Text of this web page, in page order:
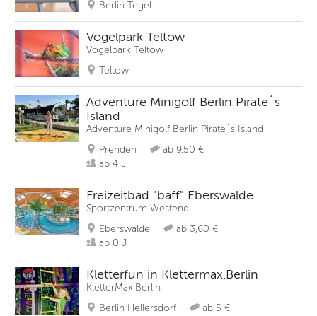
Berlin Tegel
Vogelpark Teltow
Vogelpark Teltow
Teltow
Adventure Minigolf Berlin Pirate´s
Island
Adventure Minigolf Berlin Pirate´s Island
Prenden
ab 9,50 €
ab 4 J
Freizeitbad "baff" Eberswalde
Sportzentrum Westend
Eberswalde
ab 3,60 €
ab 0 J
Kletterfun in Klettermax.Berlin
KletterMax.Berlin
Berlin Hellersdorf
ab 5 €